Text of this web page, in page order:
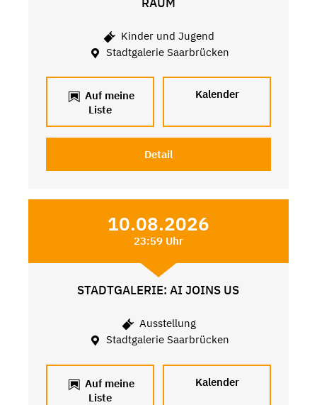
Kinder und Jugend
Stadtgalerie Saarbrücken
Auf meine
Liste
Kalender
Detail
10.08.2026
23:59 Uhr
STADTGALERIE: AI JOINS US
Ausstellung
Stadtgalerie Saarbrücken
Auf meine
Liste
Kalender